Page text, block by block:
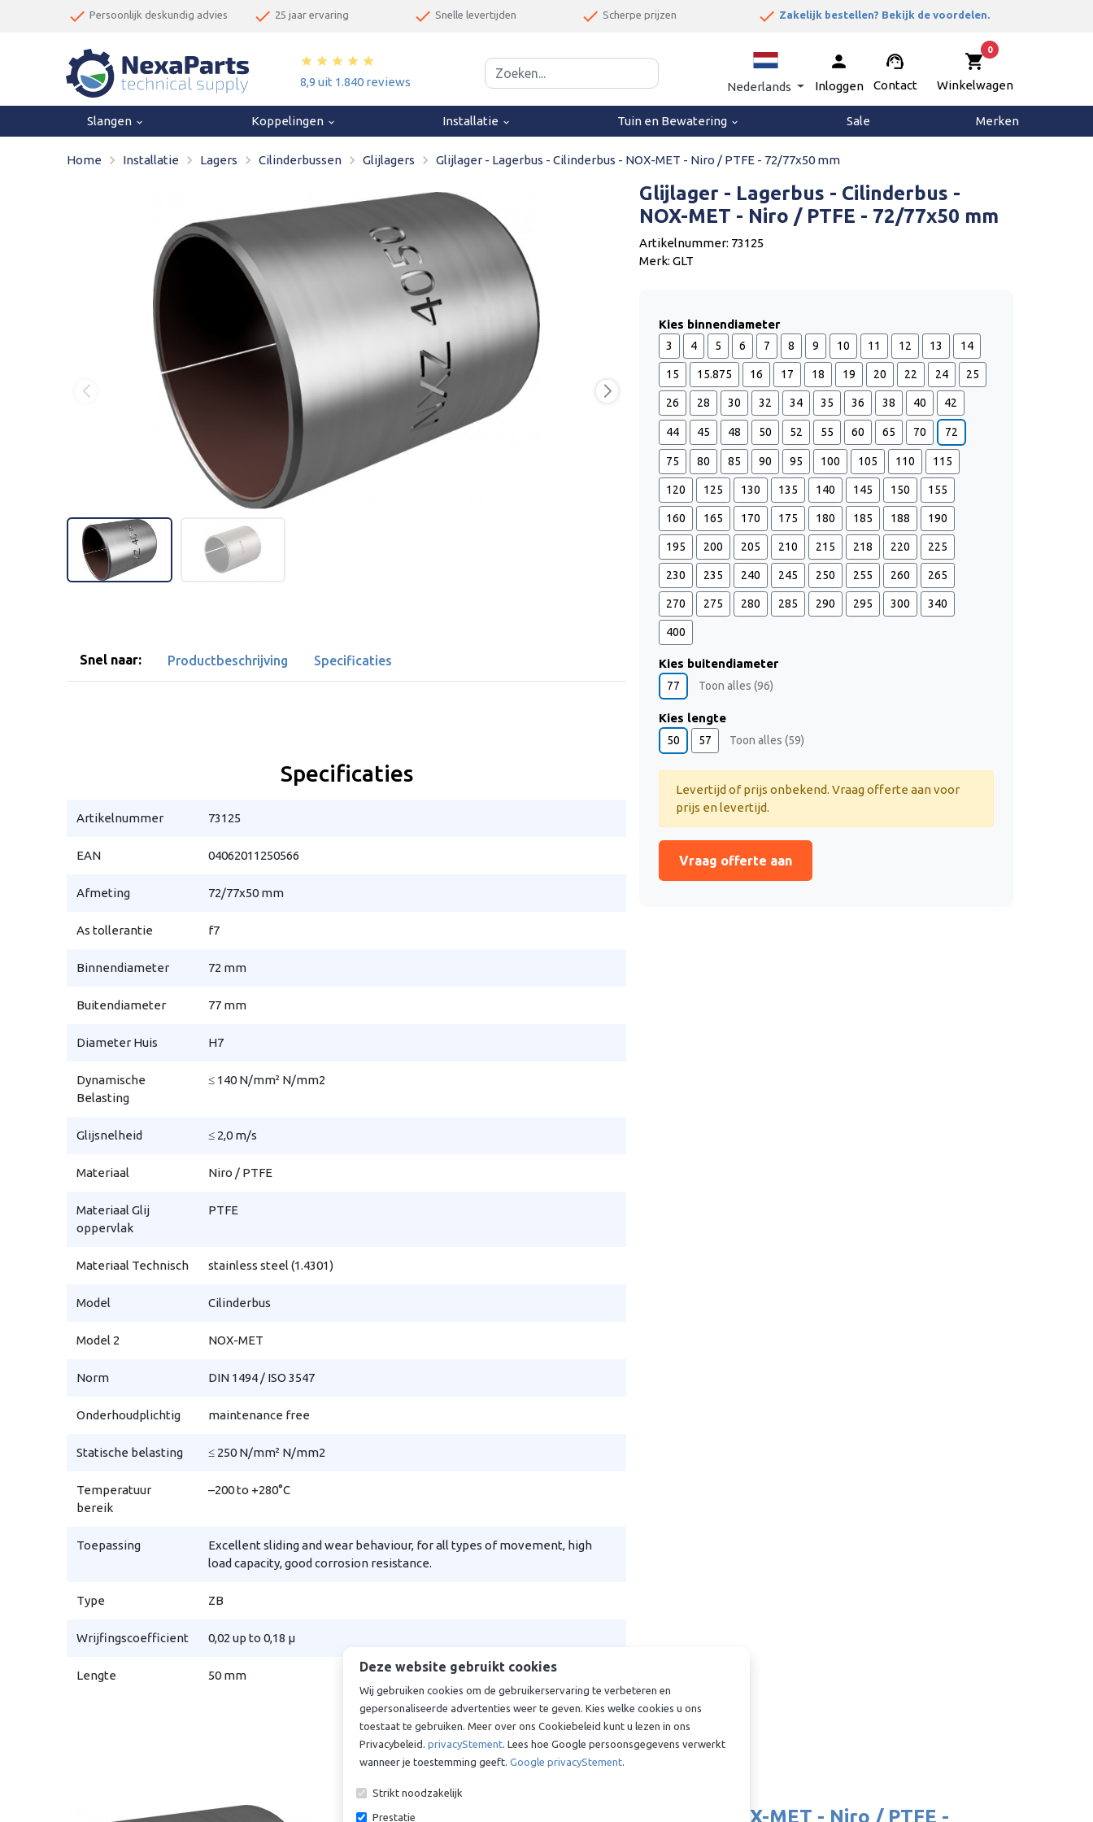
done Persoonlijk deskundig advies done 25 jaar ervaring done Snelle levertijden done Scherpe prijzen done Zakelijk bestellen? Bekijk de voordelen.
star star star star star
8,9 uit 1.840 reviews Nederlands
person
Inloggen
support_agent
Contact
shopping_cart
0
Winkelwagen
Slangen keyboard_arrow_down Koppelingen keyboard_arrow_down Installatie keyboard_arrow_down Tuin en Bewatering keyboard_arrow_down Sale Merken
Home navigate_next Installatie navigate_next Lagers navigate_next Cilinderbussen navigate_next Glijlagers navigate_next Glijlager - Lagerbus - Cilinderbus - NOX-MET - Niro / PTFE - 72/77x50 mm

Glijlager - Lagerbus - Cilinderbus -
NOX-MET - Niro / PTFE - 72/77x50 mm
Artikelnummer: 73125
Merk: GLT
Kies binnendiameter
3 4 5 6 7 8 9 10 11 12 13 14
15 15.875 16 17 18 19 20 22 24 25
26 28 30 32 34 35 36 38 40 42
44 45 48 50 52 55 60 65 70 72
75 80 85 90 95 100 105 110 115
120 125 130 135 140 145 150 155
160 165 170 175 180 185 188 190
195 200 205 210 215 218 220 225
230 235 240 245 250 255 260 265
270 275 280 285 290 295 300 340
400
Kies buitendiameter
77 Toon alles (96)
Kies lengte
50 57 Toon alles (59)
Levertijd of prijs onbekend. Vraag offerte aan voor
prijs en levertijd.
Vraag offerte aan
Snel naar: Productbeschrijving Specificaties
Specificaties
Artikelnummer 73125
EAN 04062011250566
Afmeting 72/77x50 mm
As tollerantie f7
Binnendiameter 72 mm
Buitendiameter 77 mm
Diameter Huis H7
Dynamische
Belasting
≤ 140 N/mm² N/mm2
Glijsnelheid ≤ 2,0 m/s
Materiaal Niro / PTFE
Materiaal Glij
oppervlak
PTFE
Materiaal Technisch stainless steel (1.4301)
Model Cilinderbus
Model 2 NOX-MET
Norm DIN 1494 / ISO 3547
Onderhoudplichtig maintenance free
Statische belasting ≤ 250 N/mm² N/mm2
Temperatuur
bereik
–200 to +280°C
Toepassing
Excellent sliding and wear behaviour, for all types of movement, high
load capacity, good corrosion resistance.
Type ZB
Wrijfingscoefficient 0,02 up to 0,18 µ
Lengte 50 mm
Glijlager - Lagerbus - Cilinderbus - NOX-MET - Niro / PTFE -
Deze website gebruikt cookies
Wij gebruiken cookies om de gebruikerservaring te verbeteren en
gepersonaliseerde advertenties weer te geven. Kies welke cookies u ons
toestaat te gebruiken. Meer over ons Cookiebeleid kunt u lezen in ons
Privacybeleid. privacyStement. Lees hoe Google persoonsgegevens verwerkt
wanneer je toestemming geeft. Google privacyStement.
Strikt noodzakelijk
Prestatie